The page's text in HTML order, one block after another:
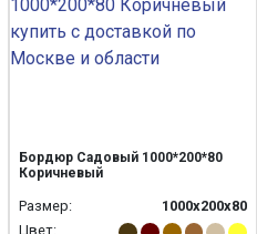
Бордюр Садовый 1000*200*80
Коричневый
Размер:
1000х200х80
Цвет: